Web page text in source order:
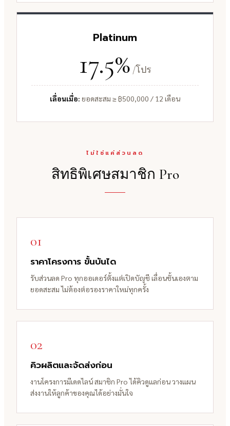
Platinum
17.5% /โปร
เลื่อนเมื่อ: ยอดสะสม ≥ ฿500,000 / 12 เดือน
ไม่ใช่แค่ส่วนลด
สิทธิพิเศษสมาชิก Pro
01
ราคาโครงการ ขั้นบันได
รับส่วนลด Pro ทุกออเดอร์ตั้งแต่เปิดบัญชี เลื่อนชั้นเองตาม
ยอดสะสม ไม่ต้องต่อรองราคาใหม่ทุกครั้ง
02
คิวผลิตและจัดส่งก่อน
งานโครงการมีเดดไลน์ สมาชิก Pro ได้คิวดูแลก่อน วางแผน
ส่งงานให้ลูกค้าของคุณได้อย่างมั่นใจ